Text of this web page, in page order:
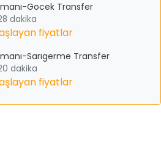
Gocek Transfer
dakika
fiyatlar
Sarıgerme Transfer
dakika
fiyatlar